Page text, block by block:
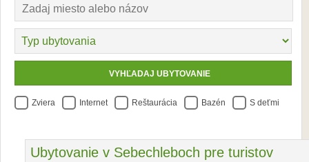
Zviera Internet Reštaurácia Bazén S deťmi
Ubytovanie v Sebechleboch pre turistov